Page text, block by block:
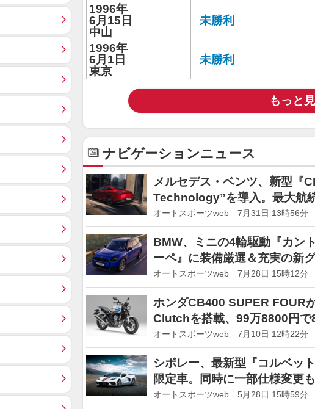
1996年
6月15日
中山
未勝利
1996年
6月1日
東京
未勝利
もっと
ナビゲーションニュース
メルセデス・ベンツ、新型『
Technology”を導入。最大航
オートスポーツweb 7月31日 13時56分
BMW、ミニの4輪駆動『カン
ーペ』に装備厳選＆充実の新
オートスポーツweb 7月28日 15時12分
ホンダCB400 SUPER FOUR
Clutchを搭載、99万8800円で
オートスポーツweb 7月10日 12時22分
シボレー、最新型『コルベッ
限定車。同時に一部仕様変更も
オートスポーツweb 5月28日 15時59分